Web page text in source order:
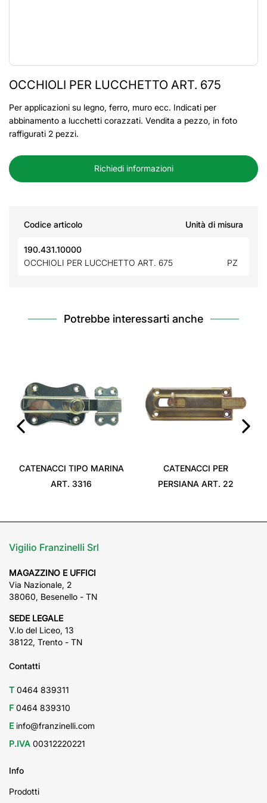
OCCHIOLI PER LUCCHETTO ART. 675
Per applicazioni su legno, ferro, muro ecc. Indicati per
abbinamento a lucchetti corazzati. Vendita a pezzo, in foto
raffigurati 2 pezzi.
Richiedi informazioni
Codice articolo Unità di misura
190.431.10000
OCCHIOLI PER LUCCHETTO ART. 675
PZ
Potrebbe interessarti anche
CATENACCI TIPO MARINA
ART. 3316
CATENACCI PER
PERSIANA ART. 22
Vigilio Franzinelli Srl
MAGAZZINO E UFFICI
Via Nazionale, 2
38060, Besenello - TN
SEDE LEGALE
V.lo del Liceo, 13
38122, Trento - TN
Contatti
T 0464 839311
F 0464 839310
E info@franzinelli.com
P.IVA 00312220221
Info
Prodotti